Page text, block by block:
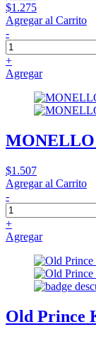
$1.275
Agregar al Carrito
-
+
Agregar
MONELLO
$1.507
Agregar al Carrito
-
+
Agregar
Old Prince